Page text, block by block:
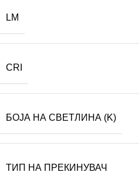
LM
CRI
БОЈА НА СВЕТЛИНА (K)
ТИП НА ПРЕКИНУВАЧ